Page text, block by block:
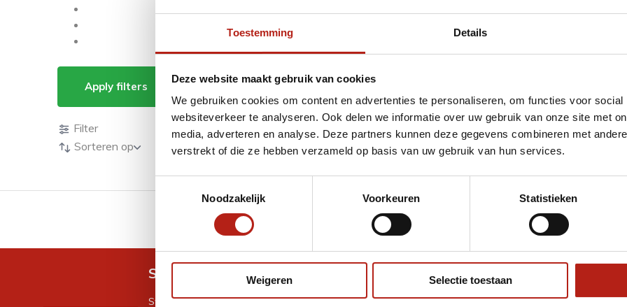
Toestemming Details
Deze website maakt gebruik van cookies
We gebruiken cookies om content en advertenties te personaliseren, om functies voor
websiteverkeer te analyseren. Ook delen we informatie over uw gebruik van onze site met
media, adverteren en analyse. Deze partners kunnen deze gegevens combineren met
verstrekt of die ze hebben verzameld op basis van uw gebruik van hun services.
Noodzakelijk
Voorkeuren Statistieken
Weigeren Selectie toestaan
Apply filters Producten getagd met 96 cm
Producten
Filter
Sorteren op
GRATIS verzending v.a €75 Eenvoudig ruilen of retour
Snel antwoord op je vraag?
Stel je vraag in de chat, en we helpen je graag
Volg ons